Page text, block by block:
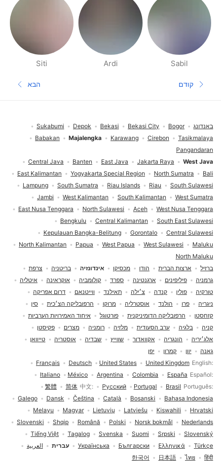
Sabil
Ardi
Siti
דפי אנשים בסביבתך
עמוד קודם
קודם
העמוד
הבא
בחירת שפה
English
United Kingdom
United States
Deutsch
Français
Español
España
Colombia
Argentina
México
Italiano
Português
Brasil
Portugal
Русский
中文
简体
繁體
Bahasa Indonesia
Bosanski
Català
Čeština
Dansk
Galego
Hrvatski
Kiswahili
Latviešu
Lietuvių
Magyar
Melayu
Nederlands
Norsk bokmål
Polski
Română
Shqip
Slovenski
Slovenský
Srpski
Suomi
Svenska
Tagalog
Tiếng Việt
Türkçe
Ελληνικά
Български
Українська עברית
العربية
हिंदी
ไทย
日本語
한국어
ברזיל ארצות הברית הודו מכסיקו אינדונזיה בריטניה
צרפת
גרמניה
פיליפינים ארגנטינה ספרד קולומביה אוקראינה
איטליה
טורקיה
פולין קנדה צ׳ילה תאילנד ווייטנאם
דרום אפריקה
ניגריה
פרו הולנד אוסטרליה מרוקו הרפובליקה הצ׳כית
סין
קזחסטן
הרפובליקה הדומיניקנית פורטוגל
איחוד האמירויות הערביות
קניה
בלגיה ערב הסעודית מלזיה רומניה מצרים
פקיסטן
אלג׳יריה
הונגריה אקוואדור שווייץ שבדיה אוסטריה
טייוואן
גאנה
יוון קמרון יפן
West Java
Jakarta Raya
East Java
Banten
Central Java
Bali
North Sumatra
Yogyakarta Special Region
East Kalimantan
South Sulawesi
Riau
Riau Islands
South Sumatra
Lampung
West Sumatra
South Kalimantan
West Kalimantan
Jambi
West Nusa Tenggara
Aceh
North Sulawesi
East Nusa Tenggara
South East Sulawesi
Central Kalimantan
Bengkulu
Central Sulawesi
Gorontalo
Kepulauan Bangka-Belitung
Maluku
West Sulawesi
West Papua
Papua
North Kalimantan
North Maluku
באנדונג Bogor
Bekasi City
Bekasi
Depok
Sukabumi
Tasikmalaya
Cirebon
Karawang
Majalengka
Babakan
Pangandaran